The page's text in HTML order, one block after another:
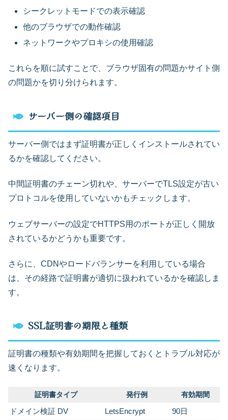
シークレットモードでの表示確認
他のブラウザでの動作確認
ネットワークやプロキシの使用確認
これらを順に試すことで、ブラウザ固有の問題かサイト側
の問題かを切り分けられます。
サーバー側の確認項目
サーバー側ではまず証明書が正しくインストールされてい
るかを確認してください。
中間証明書のチェーン切れや、サーバーでTLS設定が古い
プロトコルを使用していないかもチェックします。
ウェブサーバーの設定でHTTPS用のポートが正しく開放
されているかどうかも重要です。
さらに、CDNやロードバランサーを利用している場合
は、その経路で証明書が適切に扱われているかを確認しま
す。
SSL証明書の期限と種類
証明書の種類や有効期間を把握しておくとトラブル対応が
速くなります。
証明書タイプ 発行例 有効期間
ドメイン検証 DV LetsEncrypt
90日